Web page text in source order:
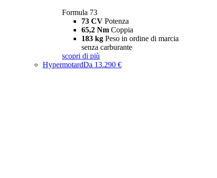
Formula 73
73 CV Potenza
65,2 Nm Coppia
183 kg Peso in ordine di marcia
senza carburante
scopri di più
HypermotardDa 13.290 €